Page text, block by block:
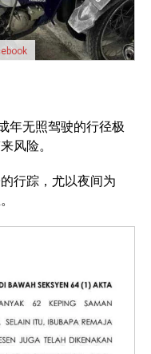
年无照驾驶的行径极
风险。
行踪，尤以夜间为